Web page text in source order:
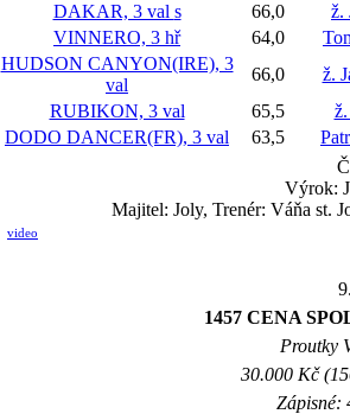
DAKAR, 3 val s 66,0
ž.
VINNERO, 3 hř 64,0
HUDSON CANYON(IRE), 3
val
66,0
ž.
RUBIKON, 3 val 65,5
DODO DANCER(FR), 3 val 63,5
Výrok:
Majitel: Joly, Trenér: Váňa st.
video
1457 CENA
Proutky
30.000 Kč
Zápisné: